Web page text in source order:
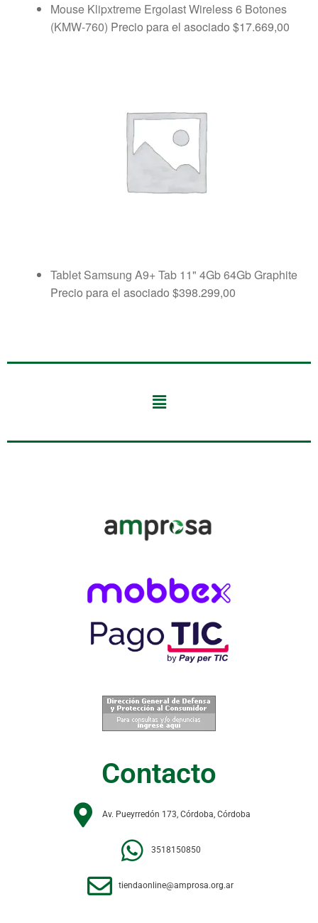
Mouse Klipxtreme Ergolast Wireless 6 Botones
(KMW-760) Precio para el asociado $17.669,00
Tablet Samsung A9+ Tab 11" 4Gb 64Gb Graphite
Precio para el asociado $398.299,00
Contacto
Av. Pueyrredón 173, Córdoba, Córdoba
3518150850
tiendaonline@amprosa.org.ar